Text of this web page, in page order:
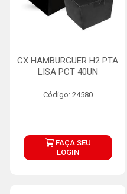
CX HAMBURGUER H2 PTA
LISA PCT 40UN
Código: 24580
FAÇA SEU
LOGIN